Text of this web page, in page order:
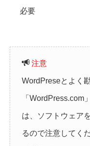
必要
注意
WordPreseとよく
「WordPress.com
は、ソフトウェア
るので注意してく